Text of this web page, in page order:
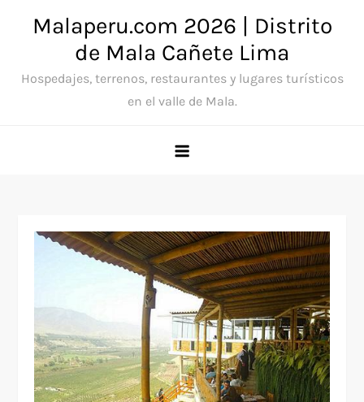
Malaperu.com 2026 | Distrito
de Mala Cañete Lima
Hospedajes, terrenos, restaurantes y lugares turísticos
en el valle de Mala.